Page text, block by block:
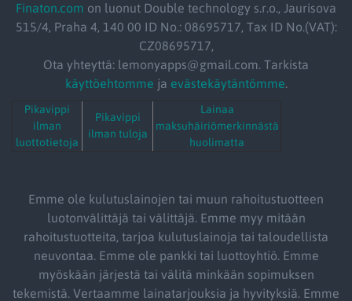
Finaton.com on luonut Double technology s.r.o., Jaurisova
515/4, Praha 4, 140 00 ID No.: 08695717, Tax ID No.(VAT):
CZ08695717,
Ota yhteyttä: lemonyapps@gmail.com. Tarkista
käyttöehtomme ja evästekäytäntömme.
Pikavippi
ilman
luottotietoja
Pikavippi
ilman tuloja
Lainaa
maksuhäiriömerkinnästä
huolimatta
Emme ole kulutuslainojen tai muun rahoitustuotteen
luotonvälittäjä tai välittäjä. Emme myy mitään
rahoitustuotteita, tarjoa kulutuslainoja tai taloudellista
neuvontaa. Emme ole pankki tai luottoyhtiö. Emme
myöskään järjestä tai välitä minkään sopimuksen
tekemistä. Vertaamme lainatarjouksia ja hyvityksiä. Emme